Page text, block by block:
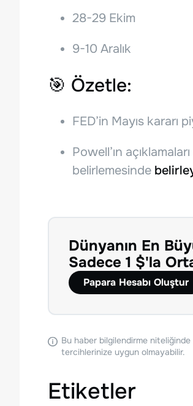
28-29 Ekim
9-10 Aralık
🎯 Özetle:
FED’in Mayıs kararı
Powell’ın
belirlemesinde
Dünyanın En
Sadece 1 $'la
Papara Hesabı Oluştur
Bu haber bilgilendirme niteliğinde
tercihlerinize uygun olmayabilir.
Etiketler